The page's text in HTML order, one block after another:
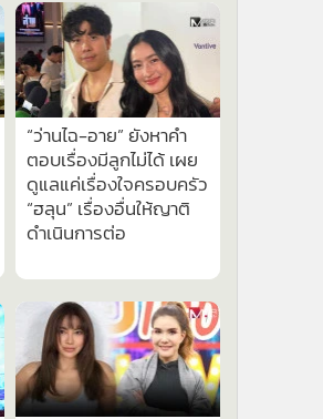
“ว่านไฉ-อาย” ยังหาคำ
ตอบเรื่องมีลูกไม่ได้ เผย
ดูแลแค่เรื่องใจครอบครัว
“ฮลุน” เรื่องอื่นให้ญาติ
ดำเนินการต่อ